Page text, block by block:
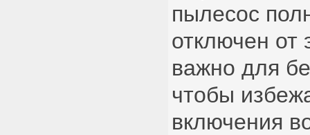
пылесос
отключен от
важно для
чтобы
включения